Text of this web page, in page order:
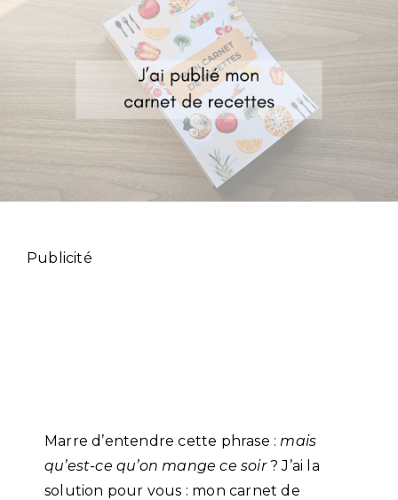
Publicité
Marre d’entendre cette phrase :mais
qu’est-ce qu’on mange ce soir? J’ai la
solution pour vous : mon carnet de